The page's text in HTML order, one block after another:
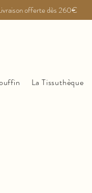
offerte dès 260€
La Tissuthèque